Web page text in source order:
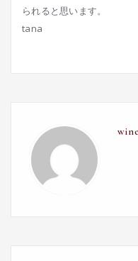
られると思います。
tana